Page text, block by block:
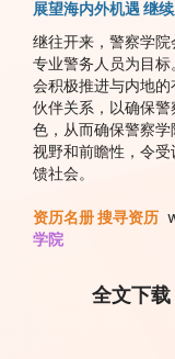
展望海内外机遇 继
继往开来，警察学
专业警务人员为目
会积极推进与内地
伙伴关系，以确保
色，从而确保警察
视野和前瞻性，令
馈社会。
资历名册 搜寻资历
学院
全文下载